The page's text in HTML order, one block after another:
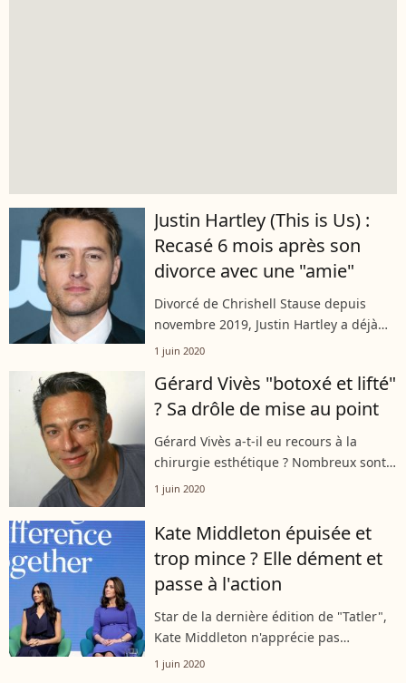
Justin Hartley (This is Us) :
Recasé 6 mois après son
divorce avec une "amie"
Divorcé de Chrishell Stause depuis
novembre 2019, Justin Hartley a déjà
retrouvé l'amour dans les bras d'une
quelques années. Une simple "amie"
qui...
1 juin 2020
Gérard Vivès "botoxé et lifté"
? Sa drôle de mise au point
Gérard Vivès a-t-il eu recours à la
chirurgie esthétique ? Nombreux sont
les internautes à y croire et à lui avoir
sur Instagram, le comédien...
1 juin 2020
Kate Middleton épuisée et
trop mince ? Elle dément et
passe à l'action
Star de la dernière édition de "Tatler",
Kate Middleton n'apprécie pas
vraiment le portrait que le magazine a
1 juin 2020